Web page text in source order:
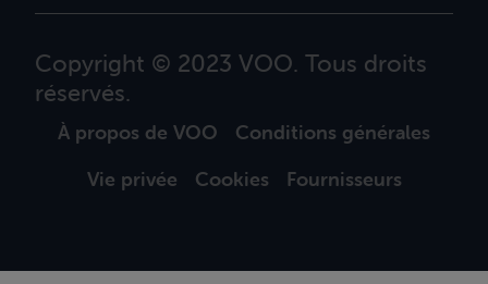
Copyright © 2023 VOO. Tous droits
réservés.
À propos de VOO
Conditions générales
Vie privée
Cookies Fournisseurs